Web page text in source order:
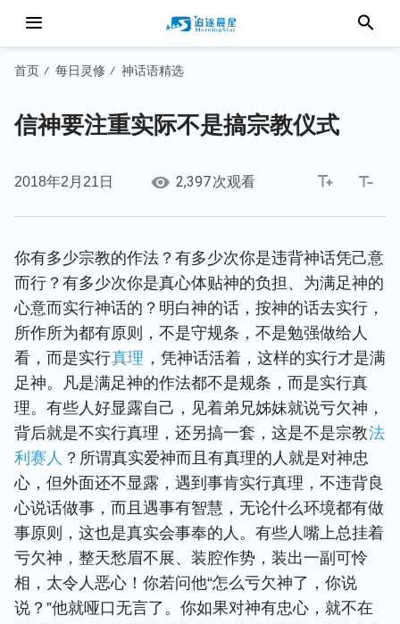
首页 / 每日灵修 / 神话语精选
信神要注重实际不是搞宗教仪式
2018年2月21日 2,397次观看
你有多少宗教的作法？有多少次你是违背神话凭己意
而行？有多少次你是真心体贴神的负担、为满足神的
心意而实行神话的？明白神的话，按神的话去实行，
所作所为都有原则，不是守规条，不是勉强做给人
看，而是实行真理 ，凭神话活着，这样的实行才是满
足神。凡是满足神的作法都不是规条，而是实行真
理。有些人好显露自己，见着弟兄姊妹就说亏欠神，
背后就是不实行真理，还另搞一套，这是不是宗教法
利赛人 ？所谓真实爱神而且有真理的人就是对神忠
心，但外面还不显露，遇到事肯实行真理，不违背良
心说话做事，而且遇事有智慧，无论什么环境都有做
事原则，这也是真实会事奉的人。有些人嘴上总挂着
亏欠神，整天愁眉不展、装腔作势，装出一副可怜
相，太令人恶心！你若问他“怎么亏欠神了，你说
说？”他就哑口无言了。你如果对神有忠心，就不在